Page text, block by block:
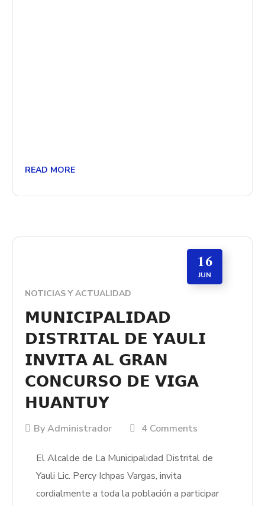
READ MORE
16
JUN
NOTICIAS Y ACTUALIDAD
𝗠𝗨𝗡𝗜𝗖𝗜𝗣𝗔𝗟𝗜𝗗𝗔𝗗
𝗗𝗜𝗦𝗧𝗥𝗜𝗧𝗔𝗟 𝗗𝗘 𝗬𝗔𝗨𝗟𝗜
𝗜𝗡𝗩𝗜𝗧𝗔 𝗔𝗟 𝗚𝗥𝗔𝗡
𝗖𝗢𝗡𝗖𝗨𝗥𝗦𝗢 𝗗𝗘 𝗩𝗜𝗚𝗔
𝗛𝗨𝗔𝗡𝗧𝗨𝗬
ByAdministrador 4 Comments
El Alcalde de La Municipalidad Distrital de
Yauli Lic. Percy Ichpas Vargas, invita
cordialmente a toda la población a participar